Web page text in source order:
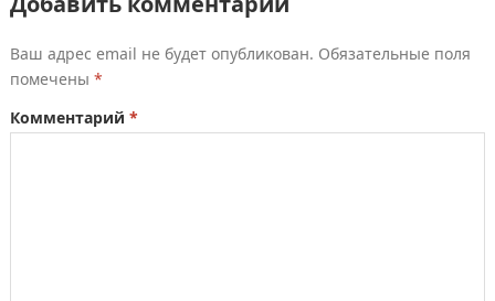
Ваш адрес email не будет опубликован. Обязательные поля
помечены *
Комментарий *